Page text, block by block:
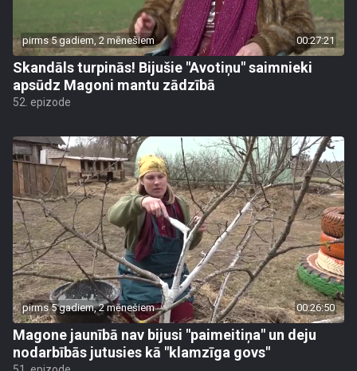
pirms 5 gadiem, 2 mēnešiem 00:27:21
Skandāls turpinās! Bijušie "Avotiņu" saimnieki
apsūdz Magoni mantu zādzībā
52. epizode
pirms 5 gadiem, 2 mēnešiem 00:26:50
Magone jaunībā nav bijusi "paimeitiņa" un deju
nodarbībās jutusies kā "klamzīga govs"